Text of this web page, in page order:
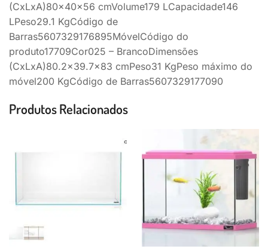
(CxLxA)80x40x56 cmVolume179 LCapacidade146
LPeso29.1 KgCódigo de
Barras5607329176895MóvelCódigo do
produto17709Cor025 – BrancoDimensões
(CxLxA)80.2×39.7×83 cmPeso31 KgPeso máximo do
móvel200 KgCódigo de Barras5607329177090
Produtos Relacionados